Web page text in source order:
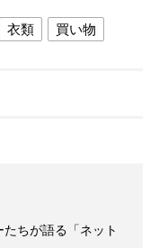
衣類 買い物
ちが語る「ネット